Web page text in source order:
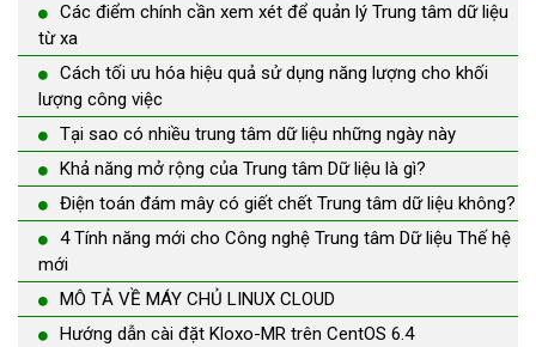
Các điểm chính cần xem xét để quản lý Trung tâm dữ liệu
từ xa
Cách tối ưu hóa hiệu quả sử dụng năng lượng cho khối
lượng công việc
Tại sao có nhiều trung tâm dữ liệu những ngày này
Khả năng mở rộng của Trung tâm Dữ liệu là gì?
Điện toán đám mây có giết chết Trung tâm dữ liệu không?
4 Tính năng mới cho Công nghệ Trung tâm Dữ liệu Thế hệ
mới
MÔ TẢ VỀ MÁY CHỦ LINUX CLOUD
Hướng dẫn cài đặt Kloxo-MR trên CentOS 6.4